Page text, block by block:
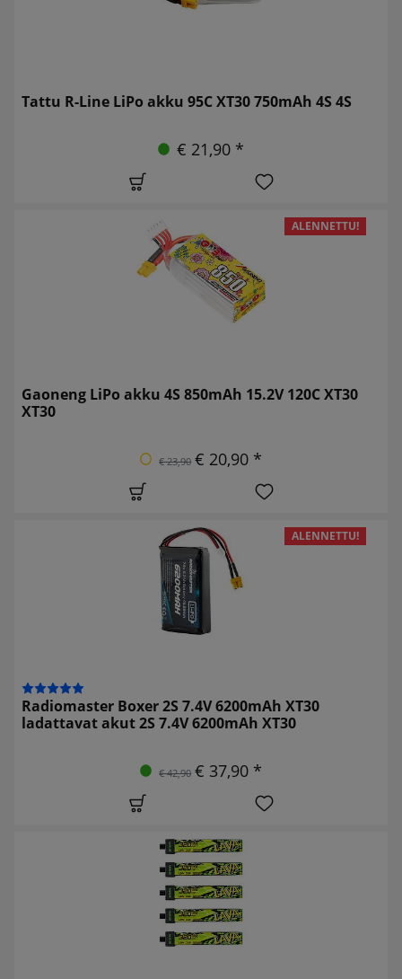
Tattu R-Line LiPo akku 95C XT30 750mAh 4S 4S
€ 21,90 *
ALENNETTU!
Gaoneng LiPo akku 4S 850mAh 15.2V 120C XT30
XT30
€ 23,90 € 20,90 *
ALENNETTU!
Radiomaster Boxer 2S 7.4V 6200mAh XT30
ladattavat akut 2S 7.4V 6200mAh XT30
€ 42,90 € 37,90 *